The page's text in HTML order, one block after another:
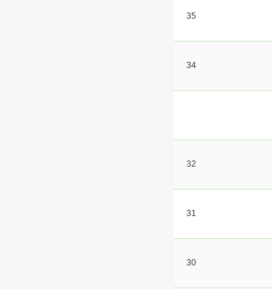
35
34
32
31
30